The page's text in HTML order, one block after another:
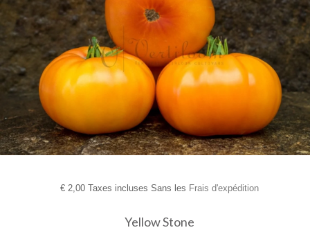
€2,00 Taxes incluses Sans les Frais d'expédition
Yellow Stone